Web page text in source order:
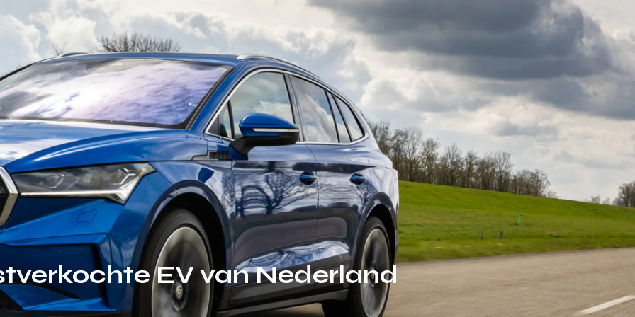
EV van Nederland